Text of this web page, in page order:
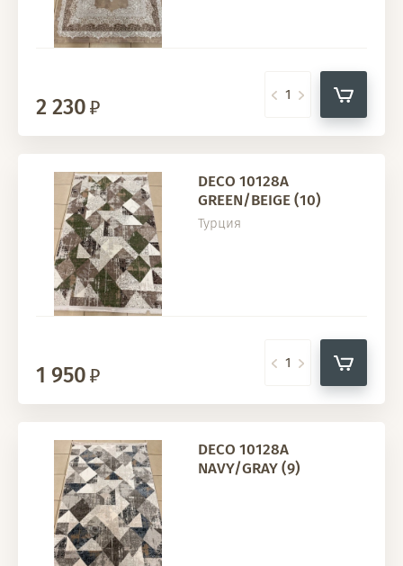
2 230
DECO 10128A
GREEN/BEIGE (10)
Турция
1 950
DECO 10128A
NAVY/GRAY (9)